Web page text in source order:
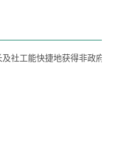
社工能快捷地获得非政府